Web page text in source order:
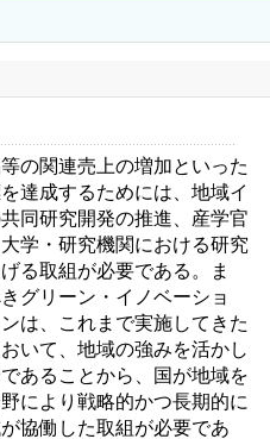
の関連売上の増加といった
達成するためには、地域イ
同研究開発の推進、産学官
学・研究機関における研究
る取組が必要である。ま
グリーン・イノベーショ
は、これまで実施してきた
いて、地域の強みを活かし
あることから、国が地域を
により戦略的かつ長期的に
協働した取組が必要であ